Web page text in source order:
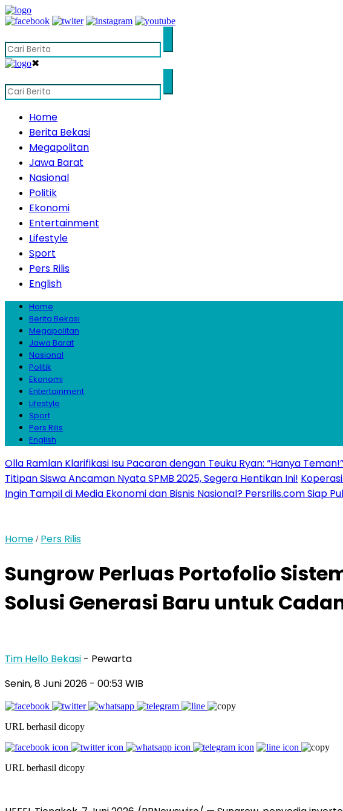
✖
Home
Berita Bekasi
Megapolitan
Jawa Barat
Nasional
Politik
Ekonomi
Entertainment
Lifestyle
Sport
Pers Rilis
English
Home
Berita Bekasi
Megapolitan
Jawa Barat
Nasional
Politik
Ekonomi
Entertainment
Lifestyle
Sport
Pers Rilis
English
Olla Ramlan Klarifikasi Isu Pacaran dengan Teuku Ryan: “Hanya Teman!”
Titipan Siswa Ancaman Nyata SPMB 2025, Segera Hentikan Ini!
Ingin Tampil di Media Ekonomi dan Bisnis Nasional? Persrilis.com Siap
Home / Pers Rilis
Sungrow Perluas Portofolio
Solusi Generasi Baru untuk
Tim Hello Bekasi - Pewarta
Senin, 8 Juni 2026 - 00:53 WIB
URL berhasil dicopy
URL berhasil dicopy